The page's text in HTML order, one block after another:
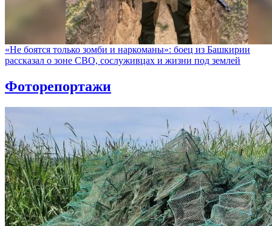
«Не боятся только зомби и наркоманы»: боец из Башкирии
рассказал о зоне СВО, сослуживцах и жизни под землей
Фоторепортажи